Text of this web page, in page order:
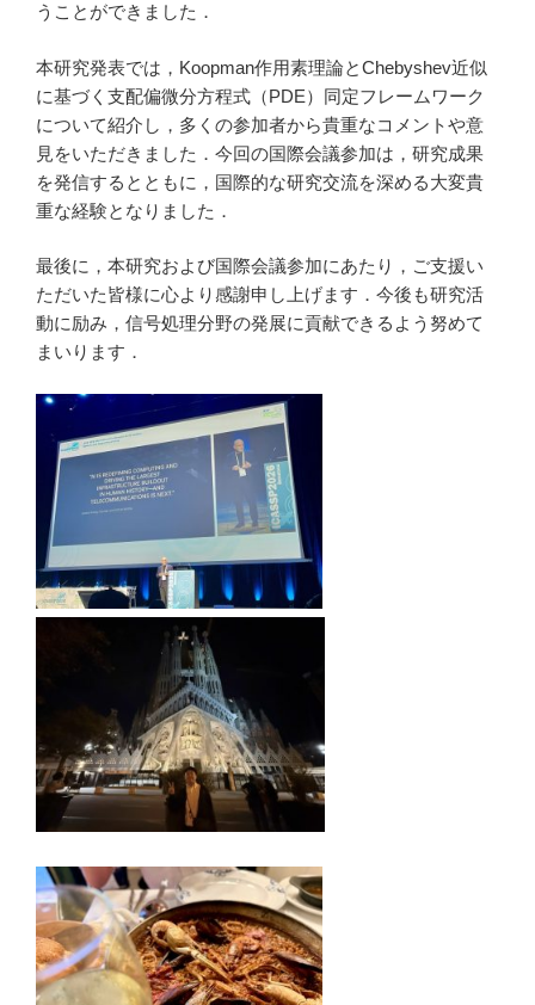
うことができました．
本研究発表では，Koopman作用素理論とChebyshev近似
に基づく支配偏微分方程式（PDE）同定フレームワーク
について紹介し，多くの参加者から貴重なコメントや意
見をいただきました．今回の国際会議参加は，研究成果
を発信するとともに，国際的な研究交流を深める大変貴
重な経験となりました．
最後に，本研究および国際会議参加にあたり，ご支援い
ただいた皆様に心より感謝申し上げます．今後も研究活
動に励み，信号処理分野の発展に貢献できるよう努めて
まいります．